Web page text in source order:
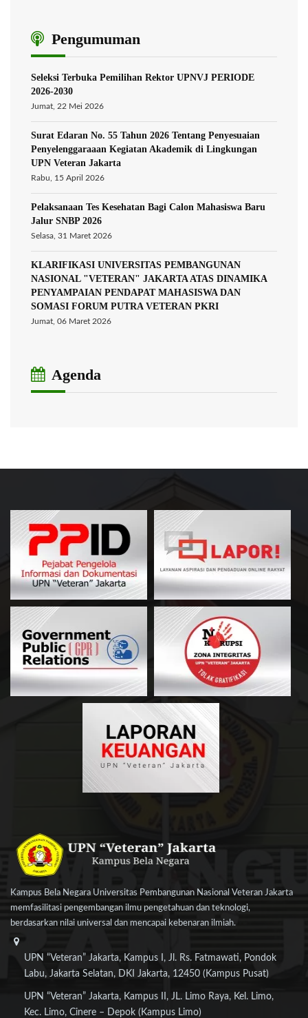
Pengumuman
Seleksi Terbuka Pemilihan Rektor UPNVJ PERIODE
2026-2030
Jumat, 22 Mei 2026
Surat Edaran No. 55 Tahun 2026 Tentang Penyesuaian
Penyelenggaraaan Kegiatan Akademik di Lingkungan
UPN Veteran Jakarta
Rabu, 15 April 2026
Pelaksanaan Tes Kesehatan Bagi Calon Mahasiswa Baru
Jalur SNBP 2026
Selasa, 31 Maret 2026
KLARIFIKASI UNIVERSITAS PEMBANGUNAN
NASIONAL "VETERAN" JAKARTA ATAS DINAMIKA
PENYAMPAIAN PENDAPAT MAHASISWA DAN
SOMASI FORUM PUTRA VETERAN PKRI
Jumat, 06 Maret 2026
Agenda
Kampus Bela Negara Universitas Pembangunan Nasional Veteran Jakarta
memfasilitasi pengembangan ilmu pengetahuan dan teknologi,
berdasarkan nilai universal dan mencapai kebenaran ilmiah.
UPN “Veteran” Jakarta, Kampus I, Jl. Rs. Fatmawati, Pondok
Labu, Jakarta Selatan, DKI Jakarta, 12450 (Kampus Pusat)
UPN “Veteran” Jakarta, Kampus II, JL. Limo Raya, Kel. Limo,
Kec. Limo, Cinere – Depok (Kampus Limo)